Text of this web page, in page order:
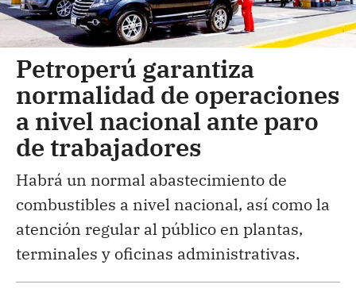
Petroperú garantiza
normalidad de operaciones
a nivel nacional ante paro
de trabajadores
Habrá un normal abastecimiento de
combustibles a nivel nacional, así como la
atención regular al público en plantas,
terminales y oficinas administrativas.